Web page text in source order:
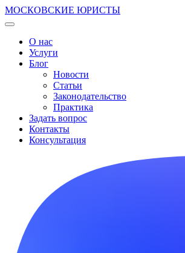
МОСКОВСКИЕ ЮРИСТЫ
О нас
Услуги
Блог
Новости
Статьи
Законодательство
Практика
Задать вопрос
Контакты
Консультация